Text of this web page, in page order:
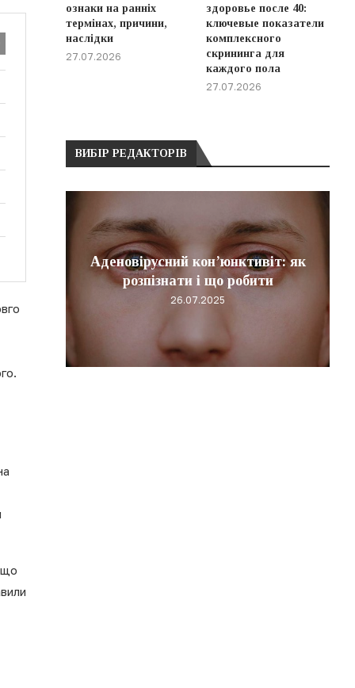
що
ознаки на ранніх
термінах, причини,
наслідки
27.07.2026
здоровье после 40:
ключевые показатели
комплексного
скрининга для
каждого пола
27.07.2026
ВИБІР РЕДАКТОРІВ
Аденовірусний кон’юнктивіт: як
розпізнати і що робити
26.07.2025